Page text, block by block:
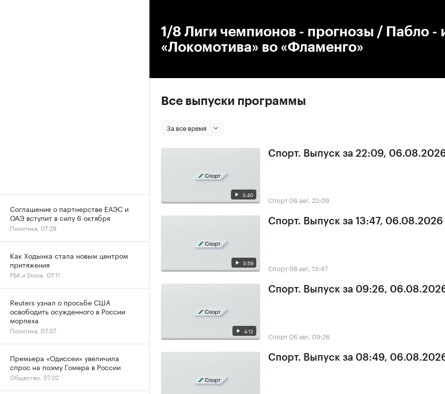
1/8 Лиги чемпионов - прогнозы / Пабло -
«Локомотива» во «Фламенго»
Все выпуски программы
За все время
3:40
Спорт. Выпуск за 22:09,
Спорт 06 авг, 22:09
3:59
Спорт. Выпуск за 13:47, 06.08.2026
Спорт 06 авг, 13:47
4:12
Спорт. Выпуск за 09:26,
Спорт 06 авг, 09:26
Спорт. Выпуск за 08:49,
Соглашение о партнерстве ЕАЭС и
ОАЭ вступит в силу 6 октября
Политика, 07:29
Как Ходынка стала новым центром
притяжения
РБК и Stone, 07:11
Reuters узнал о просьбе США
освободить осужденного в России
морпеха
Политика, 07:07
Премьера «Одиссеи» увеличила
спрос на поэму Гомера в России
Общество, 07:02